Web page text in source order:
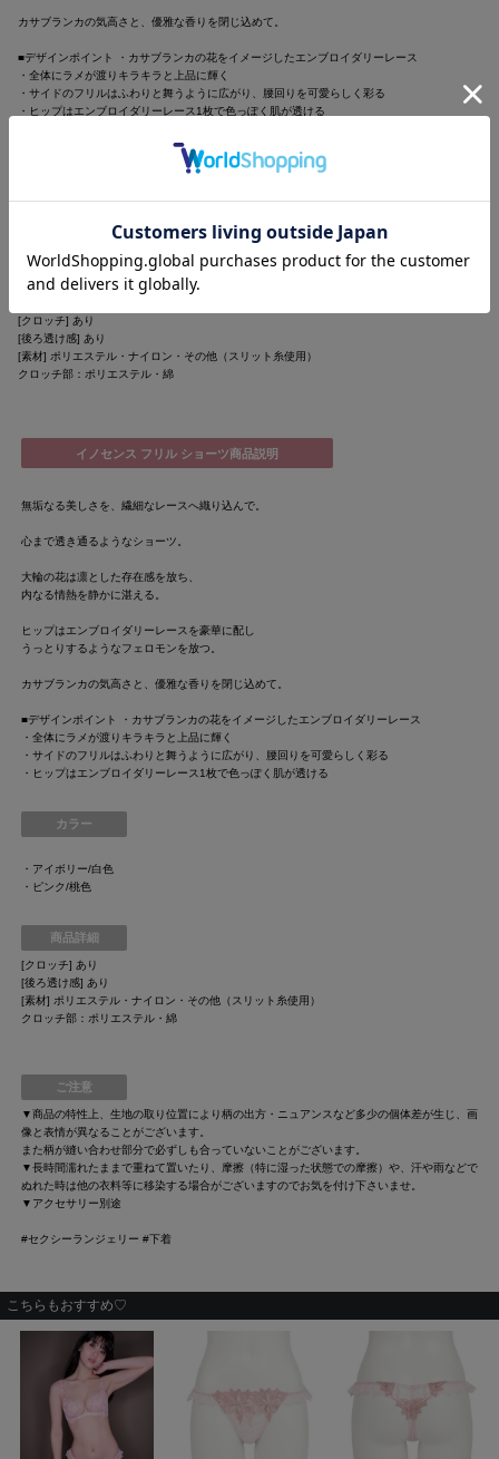
カサブランカの気高さと、優雅な香りを閉じ込めて。
■デザインポイント ・カサブランカの花をイメージしたエンブロイダリーレース
・全体にラメが渡りキラキラと上品に輝く
・サイドのフリルはふわりと舞うように広がり、腰回りを可愛らしく彩る
・ヒップはエンブロイダリーレース1枚で色っぽく肌が透ける
商品詳細
[クロッチ] あり
[後ろ透け感] あり
[素材] ポリエステル・ナイロン・その他（スリット糸使用）
クロッチ部：ポリエステル・綿
イノセンス フリル ショーツ商品説明
無垢なる美しさを、繊細なレースへ織り込んで。
心まで透き通るようなショーツ。
大輪の花は凛とした存在感を放ち、
内なる情熱を静かに湛える。
ヒップはエンブロイダリーレースを豪華に配し
うっとりするようなフェロモンを放つ。
カサブランカの気高さと、優雅な香りを閉じ込めて。
■デザインポイント ・カサブランカの花をイメージしたエンブロイダリーレース
・全体にラメが渡りキラキラと上品に輝く
・サイドのフリルはふわりと舞うように広がり、腰回りを可愛らしく彩る
・ヒップはエンブロイダリーレース1枚で色っぽく肌が透ける
カラー
・アイボリー/白色
・ピンク/桃色
商品詳細
[クロッチ] あり
[後ろ透け感] あり
[素材] ポリエステル・ナイロン・その他（スリット糸使用）
クロッチ部：ポリエステル・綿
ご注意
▼商品の特性上、生地の取り位置により柄の出方・ニュアンスなど多少の個体差が生じ、画
像と表情が異なることがございます。
また柄が縫い合わせ部分で必ずしも合っていないことがございます。
▼長時間濡れたままで重ねて置いたり、摩擦（特に湿った状態での摩擦）や、汗や雨などで
ぬれた時は他の衣料等に移染する場合がございますのでお気を付け下さいませ。
▼アクセサリー別途
#セクシーランジェリー #下着
こちらもおすすめ♡